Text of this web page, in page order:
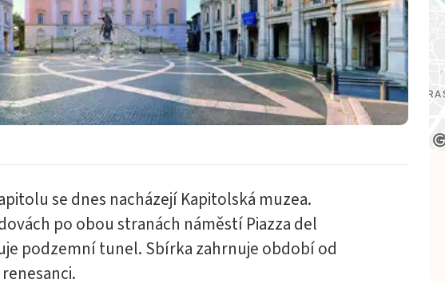
se dnes nacházejí Kapitolská muzea.
po obou stranách náměstí Piazza del
podzemní tunel. Sbírka zahrnuje období od